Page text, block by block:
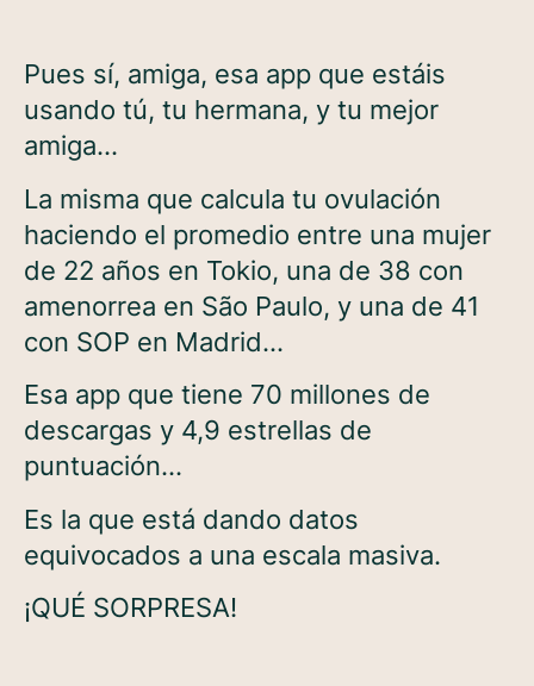
Pues sí, amiga, esa app que estáis
usando tú, tu hermana, y tu mejor
amiga…
La misma que calcula tu ovulación
haciendo el promedio entre una mujer
de 22 años en Tokio, una de 38 con
amenorrea en São Paulo, y una de 41
con SOP en Madrid…
Esa app que tiene 70 millones de
descargas y 4,9 estrellas de
puntuación…
Es la que está dando datos
equivocados a una escala masiva.
¡QUÉ SORPRESA!